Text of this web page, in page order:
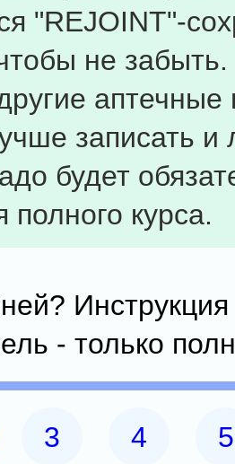
"REJOINT"-
не
аптечные
записать и
будет
полного курса.
Инструкция
- только
3 4 5